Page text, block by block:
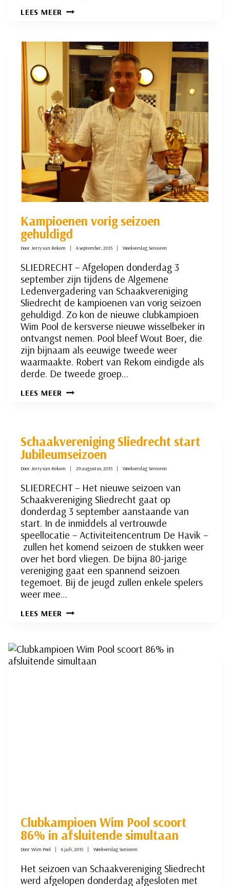
LEES MEER LUANA
TOPVORM
BIJ
SCHAAKJEUGD
Kampioenen vorig seizoen
gehuldigd
Door Jerry van Rekom 4 september, 2015 Weekverslag Senioren
SLIEDRECHT – Afgelopen donderdag 3
september zijn tijdens de Algemene
Ledenvergadering van Schaakvereniging
Sliedrecht de kampioenen van vorig seizoen
gehuldigd. Zo kon de nieuwe clubkampioen
Wim Pool de kersverse nieuwe wisselbeker in
ontvangst nemen. Pool bleef Wout Boer, die
zijn bijnaam als eeuwige tweede weer
waarmaakte. Robert van Rekom eindigde als
derde. De tweede groep…
LEES MEER KAMPIOENEN
Schaakvereniging Sliedrecht start
Jubileumseizoen
Door Jerry van Rekom 29 augustus, 2015 Weekverslag Senioren
SLIEDRECHT – Het nieuwe seizoen van
Schaakvereniging Sliedrecht gaat op
donderdag 3 september aanstaande van
start. In de inmiddels al vertrouwde
speellocatie – Activiteitencentrum De Havik –
zullen het komend seizoen de stukken weer
over het bord vliegen. De bijna 80-jarige
vereniging gaat een spannend seizoen
tegemoet. Bij de jeugd zullen enkele spelers
weer mee…
LEES MEER SCHAAKVERENIGING
Clubkampioen Wim Pool scoort
86% in afsluitende simultaan
Door Wim Pool 6 juli, 2015 Weekverslag Senioren
Het seizoen van Schaakvereniging Sliedrecht
werd afgelopen donderdag afgesloten met